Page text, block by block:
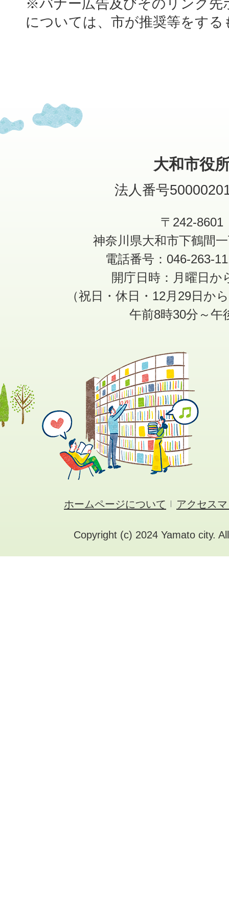
※バナー広告及びそのリンク先
については、市が推奨等をす
大和市役
法人番号
〒242-8601
神奈川県大和市下鶴間
電話番号：046-263-
開庁日時：月曜日か
（祝日・休日・12月29日か
午前8時30分～午
ホームページについて アクセス
Copyright (c) 2024 Yamato city.